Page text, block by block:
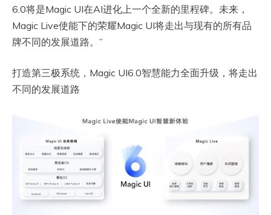
6.0将是Magic UI在AI进化上一个全新的里程碑。未来，
Magic Live使能下的荣耀Magic UI将走出与现有的所有品
牌不同的发展道路。”
打造第三极系统，Magic UI6.0智慧能力全面升级，将走出
不同的发展道路